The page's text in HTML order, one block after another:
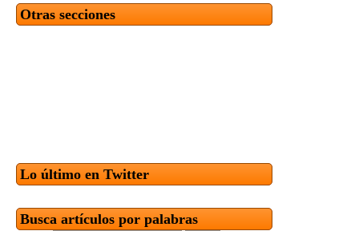
Otras secciones
Lo último en Twitter
Busca artículos por palabras